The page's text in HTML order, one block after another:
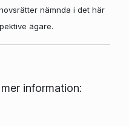
nämnda i det här
ägare.
information: